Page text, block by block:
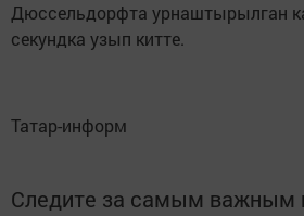
Дюссельдорфта урнаштырылган
секундка узып китте.
Татар-информ
Следите за самым важным